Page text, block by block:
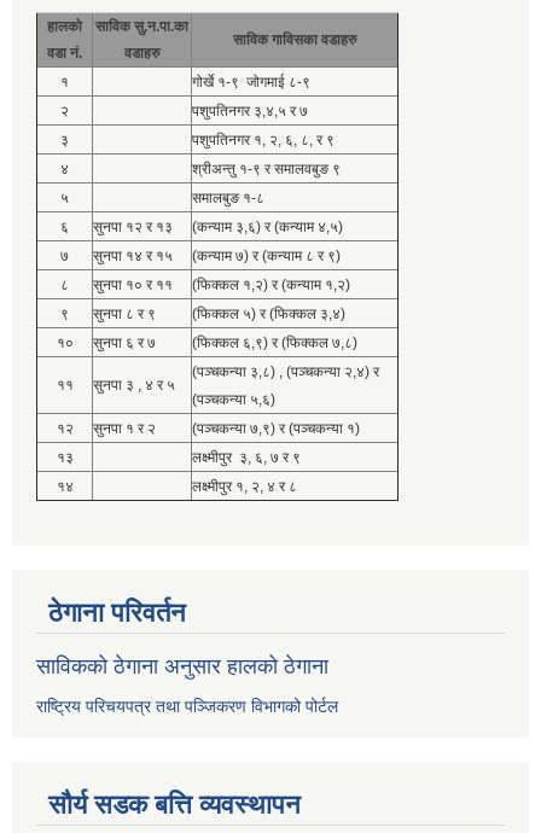
हालको
वडा नं.
साविक सु.न.पा.का
वडाहरु
साविक गाविसका वडाहरु
१
गोर्खे १-९ जोगमाई ८-९
२
पशुपतिनगर ३,४,५ र ७
३
पशुपतिनगर १, २, ६, ८, र ९
४
श्रीअन्तु १-९ र समालवबुङ ९
५
समालबुङ १-८
६
सुनपा १२ र १३
(कन्याम ३,६) र (कन्याम ४,५)
७
सुनपा १४ र १५
(कन्याम ७) र (कन्याम ८ र ९)
८
सुनपा १० र ११
(फिक्कल १,२) र (कन्याम १,२)
९
सुनपा ८ र ९
(फिक्कल ५) र (फिक्कल ३,४)
१०
सुनपा ६ र ७ (फिक्कल ६,९) र (फिक्कल ७,८)
११ सुनपा ३ , ४ र ५
(पञ्चकन्या ३,८) , (पञ्चकन्या २,४) र
(पञ्चकन्या ५,६)
१२
सुनपा १ र २
(पञ्चकन्या ७,९) र (पञ्चकन्या १)
१३
लक्ष्मीपुर ३, ६, ७ र ९
१४
लक्ष्मीपुर १, २, ४ र ८
ठेगाना परिवर्तन
साविकको ठेगाना अनुसार हालको ठेगाना
राष्ट्रिय परिचयपत्र तथा पञ्जिकरण विभागको पोर्टल
सौर्य सडक बत्ति व्यवस्थापन